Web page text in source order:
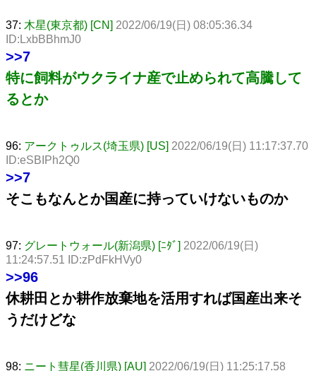
37: 木星(東京都) [CN] 2022/06/19(日) 08:05:36.34
ID:LxbBBhmJ0
>>7
特に飼料がウクライナ産で止められて高騰して
るとか
96: アークトゥルス(埼玉県) [US] 2022/06/19(日) 11:17:37.70
ID:eSBIPh2Q0
>>7
そこもなんとか国産に持っていけないものか
97: グレートウォール(新潟県) [ﾆﾀﾞ] 2022/06/19(日)
11:24:57.51 ID:zPdFkHVy0
>>96
休耕田とか耕作放棄地を活用すれば国産出来そ
うだけどな
98: ニート彗星(香川県) [AU] 2022/06/19(日) 11:25:17.58